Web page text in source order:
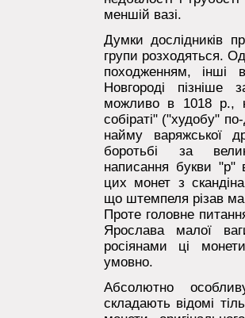
меншій вазі.
Думки дослідників
групи розходяться.
походженням,
Новгороді пізніше
можливо в 1018 р.,
собіраті" ("худобу"
найму варяжської
боротьбі за
написання букви "р"
цих монет з
що штемпеля різав
Проте головне
Ярослава малої
росіянами ці
умовно.
Абсолютно
складають відомі